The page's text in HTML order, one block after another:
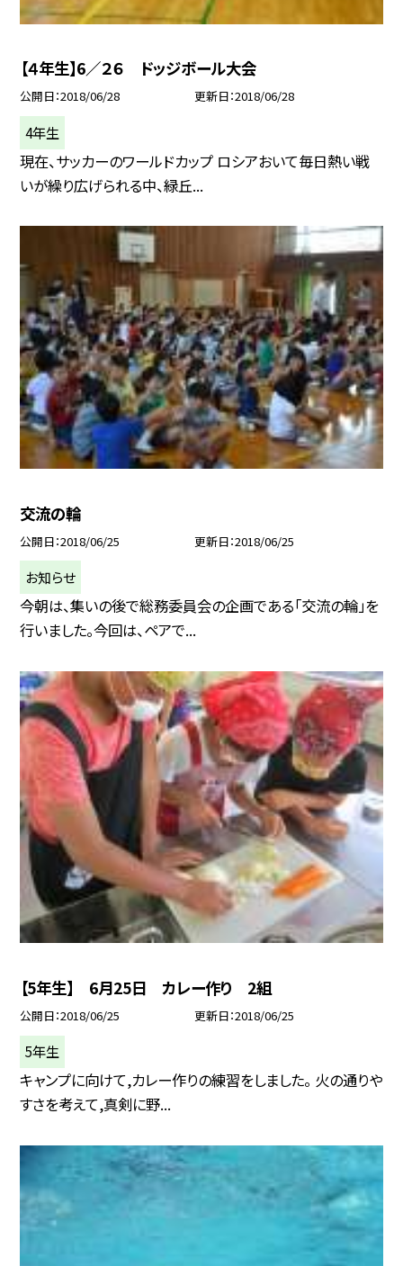
【４年生】6／２６ ドッジボール大会
公開日 2018/06/28 更新日 2018/06/28
4年生
現在、サッカーのワールドカップ ロシアおいて毎日熱い戦
いが繰り広げられる中、緑丘...
交流の輪
公開日 2018/06/25 更新日 2018/06/25
お知らせ
今朝は、集いの後で総務委員会の企画である「交流の輪」を
行いました。今回は、ペアで...
【5年生】 6月25日 カレー作り 2組
公開日 2018/06/25 更新日 2018/06/25
5年生
キャンプに向けて,カレー作りの練習をしました。 火の通りや
すさを考えて,真剣に野...